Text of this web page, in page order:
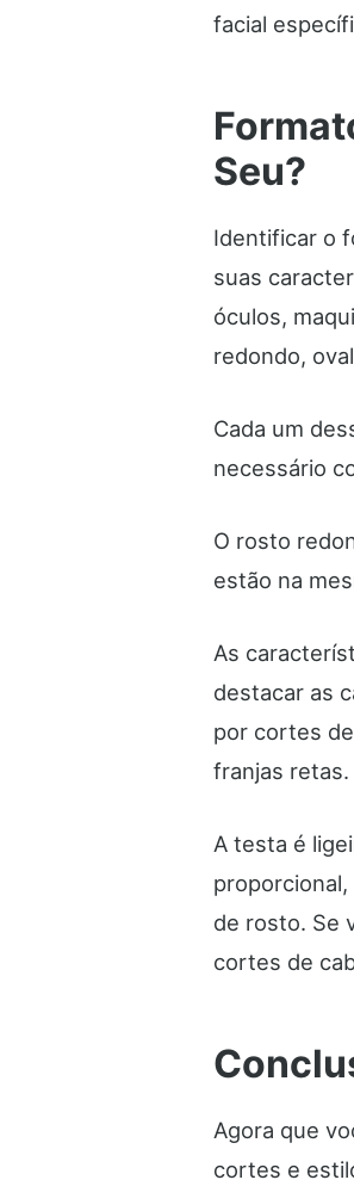
facial
Seu?
Identificar o
suas
óculos,
redondo,
Cada um
necessário
O rosto
estão na
As
destacar as
por cortes
franjas
A testa é
de rosto. Se
cortes de
Agora que
cortes e